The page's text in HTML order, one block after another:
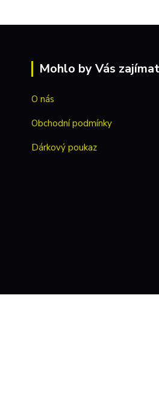
Mohlo by Vás zajímat
O nás
Obchodní podmínky
Dárkový poukaz